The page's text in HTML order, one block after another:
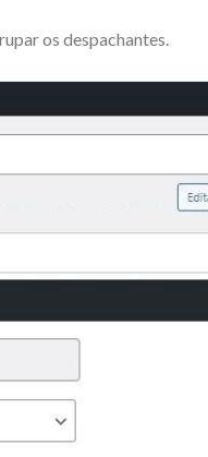
os despachantes.